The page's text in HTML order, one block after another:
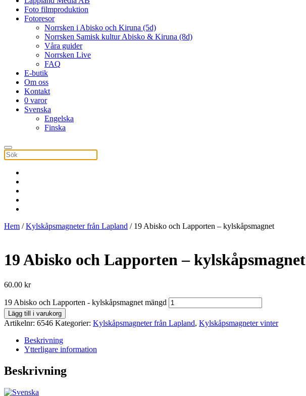
Foto filmproduktion
Fotoresor
Norrsken i Abisko och Kiruna (5d)
Norrsken Samisk kultur Abisko & Kiruna (8d)
Våra guider
Norrsken Live
FAQ
E-butik
Om oss
Kontakt
0 varor
Svenska
Engelska
Finska
Hem /Kylskåpsmagneter från Lapland / 19 Abisko och Lapporten – kylskåpsmagnet
19 Abisko och Lapporten – kylskåpsmagnet
60.00 kr
19 Abisko och Lapporten - kylskåpsmagnet mängd
Lägg till i varukorg
Artikelnr: 6546 Kategorier: Kylskåpsmagneter från Lapland, Kylskåpsmagneter vinter
Beskrivning
Ytterligare information
Beskrivning